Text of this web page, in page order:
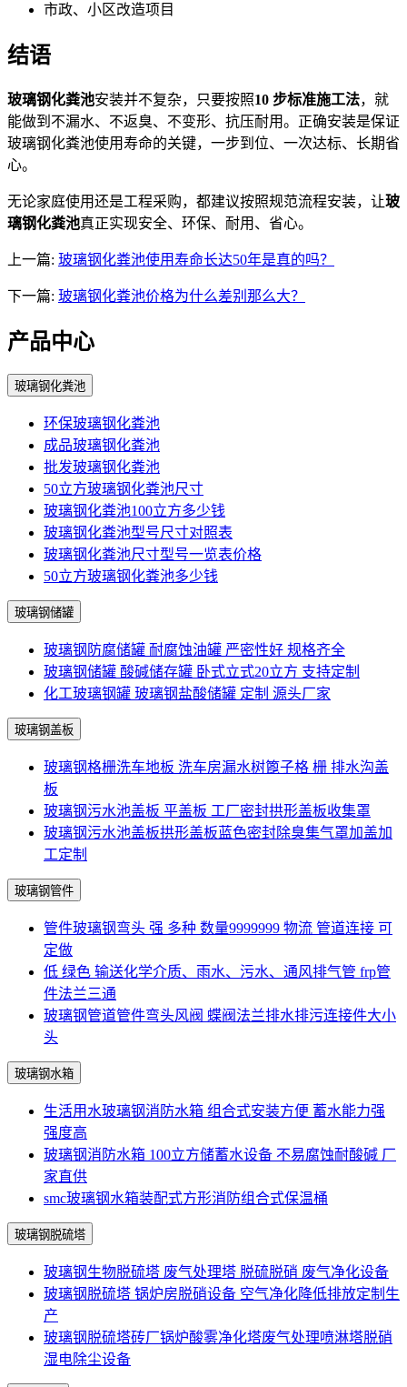
市政、小区改造项目
结语
玻璃钢化粪池安装并不复杂，只要按照10 步标准施工法，就
能做到不漏水、不返臭、不变形、抗压耐用。正确安装是保证
玻璃钢化粪池使用寿命的关键，一步到位、一次达标、长期省
心。
无论家庭使用还是工程采购，都建议按照规范流程安装，让玻
璃钢化粪池真正实现安全、环保、耐用、省心。
上一篇: 玻璃钢化粪池使用寿命长达50年是真的吗？
下一篇: 玻璃钢化粪池价格为什么差别那么大？
产品中心
玻璃钢化粪池
环保玻璃钢化粪池
成品玻璃钢化粪池
批发玻璃钢化粪池
50立方玻璃钢化粪池尺寸
玻璃钢化粪池100立方多少钱
玻璃钢化粪池型号尺寸对照表
玻璃钢化粪池尺寸型号一览表价格
50立方玻璃钢化粪池多少钱
玻璃钢储罐
玻璃钢防腐储罐 耐腐蚀油罐 严密性好 规格齐全
玻璃钢储罐 酸碱储存罐 卧式立式20立方 支持定制
化工玻璃钢罐 玻璃钢盐酸储罐 定制 源头厂家
玻璃钢盖板
玻璃钢格栅洗车地板 洗车房漏水树篦子格 栅 排水沟盖
板
玻璃钢污水池盖板 平盖板 工厂密封拱形盖板收集罩
玻璃钢污水池盖板拱形盖板蓝色密封除臭集气罩加盖加
工定制
玻璃钢管件
管件玻璃钢弯头 强 多种 数量9999999 物流 管道连接 可
定做
低 绿色 输送化学介质、雨水、污水、通风排气管 frp管
件法兰三通
玻璃钢管道管件弯头风阀 蝶阀法兰排水排污连接件大小
头
玻璃钢水箱
生活用水玻璃钢消防水箱 组合式安装方便 蓄水能力强
强度高
玻璃钢消防水箱 100立方储蓄水设备 不易腐蚀耐酸碱 厂
家直供
smc玻璃钢水箱装配式方形消防组合式保温桶
玻璃钢脱硫塔
玻璃钢生物脱硫塔 废气处理塔 脱硫脱硝 废气净化设备
玻璃钢脱硫塔 锅炉房脱硝设备 空气净化降低排放定制生
产
玻璃钢脱硫塔砖厂锅炉酸雾净化塔废气处理喷淋塔脱硝
湿电除尘设备